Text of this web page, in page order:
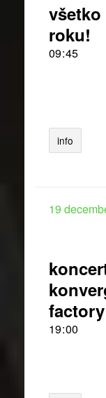
roku!
09:45
info
19
factory
19:00